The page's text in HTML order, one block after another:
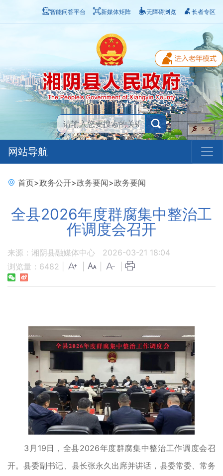
智能问答平台 新媒体矩阵 无障碍浏览 长者专区
网站导航
首页>政务公开>政务要闻>政务要闻
全县2026年度群腐集中整治工
作调度会召开
来源：湘阴县融媒体中心
2026-03-21 18:04
浏览量： 6482
3月19日，全县2026年度群腐集中整治工作调度会召
开。县委副书记、县长张永久出席并讲话，县委常委、常务